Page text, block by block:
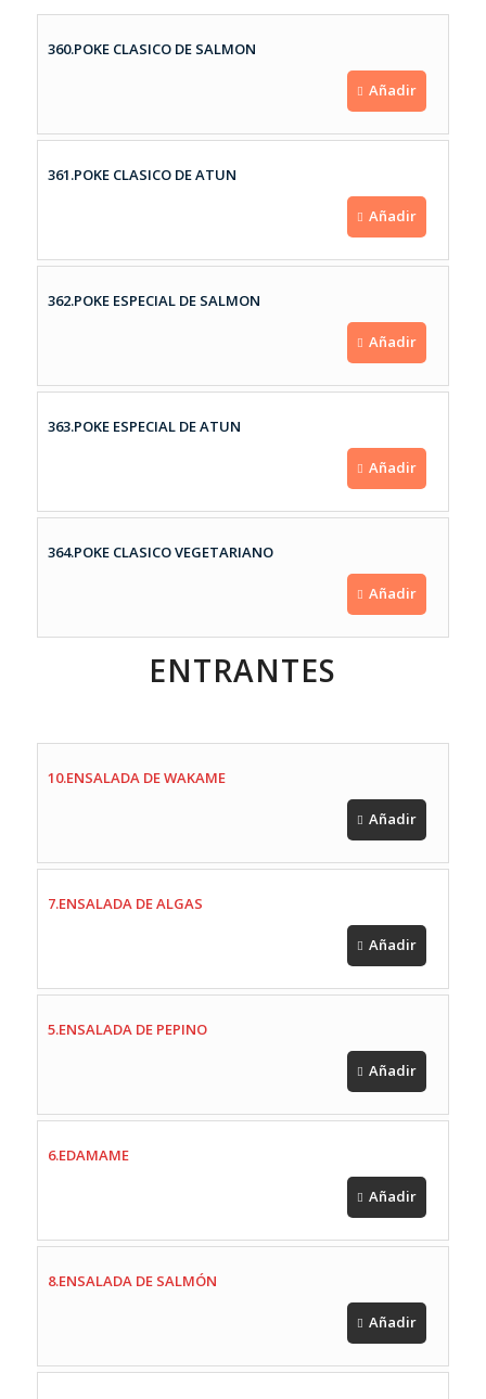
360.POKE CLASICO DE SALMON
Añadir
361.POKE CLASICO DE ATUN
Añadir
362.POKE ESPECIAL DE SALMON
Añadir
363.POKE ESPECIAL DE ATUN
Añadir
364.POKE CLASICO VEGETARIANO
Añadir
ENTRANTES
10.ENSALADA DE WAKAME
Añadir
7.ENSALADA DE ALGAS
Añadir
5.ENSALADA DE PEPINO
Añadir
6.EDAMAME
Añadir
8.ENSALADA DE SALMÓN
Añadir